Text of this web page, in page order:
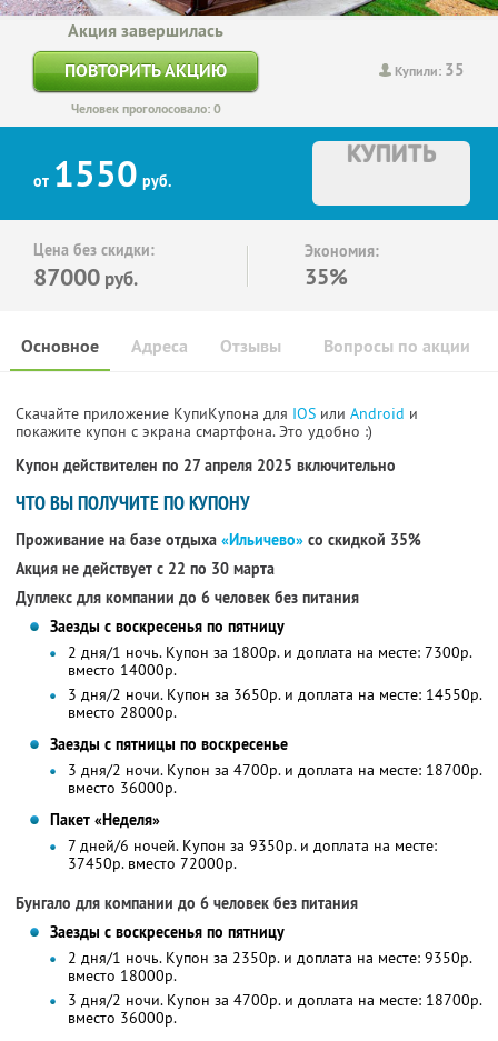
Купили: 35
Акция завершилась
ПОВТОРИТЬ АКЦИЮ
Человек проголосовало: 0
от 1550 руб.
КУПИТЬ
Цена без скидки:
87000 руб.
Экономия:
35%
Основное Отзывы Вопросы по акции
Адреса
Скачайте приложение КупиКупона для IOS или Android и
покажите купон с экрана смартфона. Это удобно :)
Купон действителен по 27 апреля 2025 включительно
ЧТО ВЫ ПОЛУЧИТЕ ПО КУПОНУ
Проживание на базе отдыха «Ильичево» со скидкой 35%
Акция не действует с 22 по 30 марта
Дуплекс для компании до 6 человек без питания
Заезды с воскресенья по пятницу
2 дня/1 ночь. Купон за 1800р. и доплата на месте: 7300р.
вместо 14000р.
3 дня/2 ночи. Купон за 3650р. и доплата на месте: 14550р.
вместо 28000р.
Заезды с пятницы по воскресенье
3 дня/2 ночи. Купон за 4700р. и доплата на месте: 18700р.
вместо 36000р.
Пакет «Неделя»
7 дней/6 ночей. Купон за 9350р. и доплата на месте:
37450р. вместо 72000р.
Бунгало для компании до 6 человек без питания
Заезды с воскресенья по пятницу
2 дня/1 ночь. Купон за 2350р. и доплата на месте: 9350р.
вместо 18000р.
3 дня/2 ночи. Купон за 4700р. и доплата на месте: 18700р.
вместо 36000р.